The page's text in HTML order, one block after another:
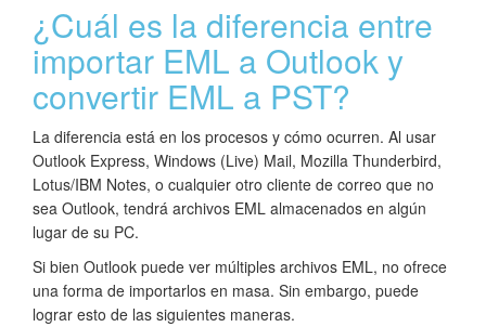
¿Cuál es la diferencia entre
importar EML a Outlook y
convertir EML a PST?
La diferencia está en los procesos y cómo ocurren. Al usar
Outlook Express, Windows (Live) Mail, Mozilla Thunderbird,
Lotus/IBM Notes, o cualquier otro cliente de correo que no
sea Outlook, tendrá archivos EML almacenados en algún
lugar de su PC.
Si bien Outlook puede ver múltiples archivos EML, no ofrece
una forma de importarlos en masa. Sin embargo, puede
lograr esto de las siguientes maneras.